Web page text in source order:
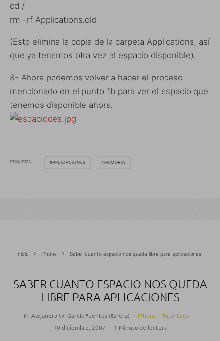
cd /
rm -rf Applications.old
(Esto elimina la copia de la carpeta Applications, así
que ya tenemos otra vez el espacio disponible).
8- Ahora podemos volver a hacer el proceso
mencionado en el punto 1b para ver el espacio que
tenemos disponible ahora.
ETIQUETAS APLICACIONES MEMORIA
Inicio iPhone Saber cuanto espacio nos queda libre para aplicaciones
SABER CUANTO ESPACIO NOS QUEDA
LIBRE PARA APLICACIONES
M. Alejandro W. García Fuentes (Esfera) · iPhone Tutoriales ·
10 diciembre, 2007 · 1 Minuto de lectura